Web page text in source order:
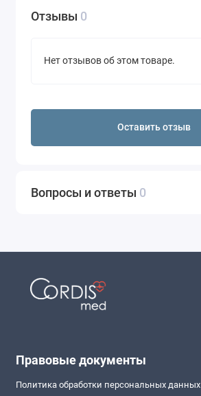
Отзывы 0
Нет отзывов об этом товаре.
Оставить отзыв
Вопросы и ответы 0
Правовые документы
Политика обработки персональных данных